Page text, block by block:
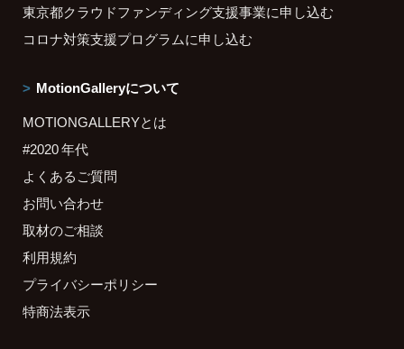
東京都クラウドファンディング支援事業に申し込む
コロナ対策支援プログラムに申し込む
MotionGalleryについて
MOTIONGALLERYとは
#2020 年代
よくあるご質問
お問い合わせ
取材のご相談
利用規約
プライバシーポリシー
特商法表示